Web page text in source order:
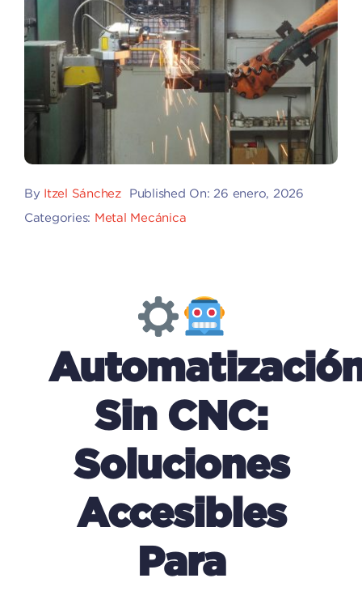
By Itzel Sánchez
Published On: 26 enero, 2026
Categories: Metal Mecánica
Sin CNC:
Soluciones
Accesibles
Para